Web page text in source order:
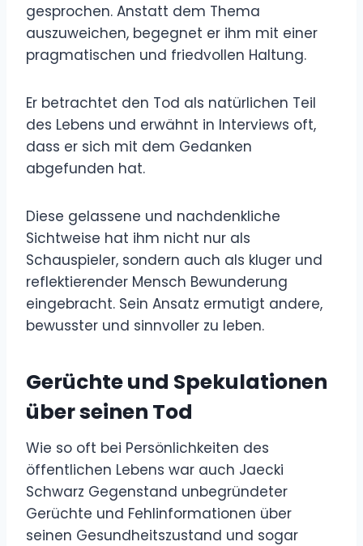
gesprochen. Anstatt dem Thema
auszuweichen, begegnet er ihm mit einer
pragmatischen und friedvollen Haltung.
Er betrachtet den Tod als natürlichen Teil
des Lebens und erwähnt in Interviews oft,
dass er sich mit dem Gedanken
abgefunden hat.
Diese gelassene und nachdenkliche
Sichtweise hat ihm nicht nur als
Schauspieler, sondern auch als kluger und
reflektierender Mensch Bewunderung
eingebracht. Sein Ansatz ermutigt andere,
bewusster und sinnvoller zu leben.
Gerüchte und Spekulationen
über seinen Tod
Wie so oft bei Persönlichkeiten des
öffentlichen Lebens war auch Jaecki
Schwarz Gegenstand unbegründeter
Gerüchte und Fehlinformationen über
seinen Gesundheitszustand und sogar